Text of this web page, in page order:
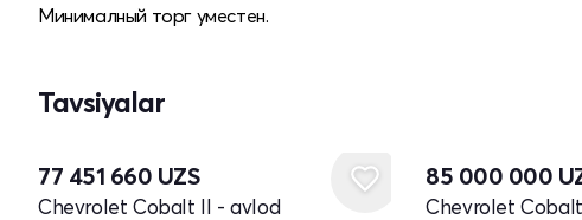
Минималный торг уместен.
Tavsiyalar
77 451 660 UZS
Chevrolet Cobalt II - avlod
85 000 000
Chevrolet